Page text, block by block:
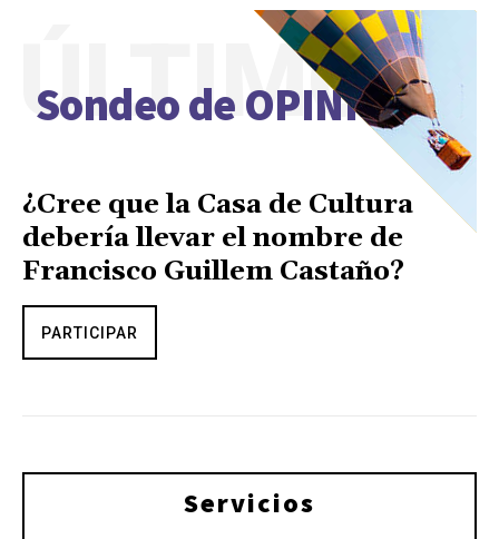
Sondeo de OPINIÓN
ÚLTIMO
¿Cree que la Casa de Cultura
debería llevar el nombre de
Francisco Guillem Castaño?
PARTICIPAR
Servicios